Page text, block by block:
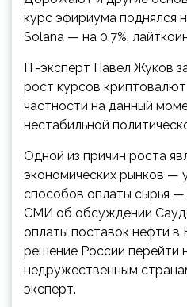
курс эфириума поднялся
Solana — на 0,7%,
IT-эксперт Павел Жуков
рост курсов
частности на данный
нестабильной
Одной из причин роста
экономических рынков —
способов оплаты сырья
СМИ об обсуждении
оплаты поставок нефти в
решение России перейти
недружественным
эксперт.